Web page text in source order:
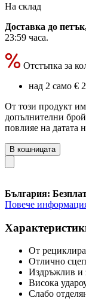
На склад
Доставка до
23:59 часа.
Отстъпка за
над 2 само €
От този продукт
допълнителни
повлияе на датата
В кошницата
България:
Повече
От
Отлично
Издръжлив и
Висока
Слабо